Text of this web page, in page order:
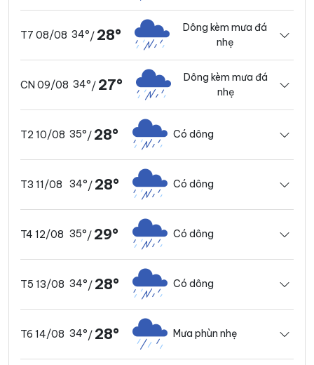
T7 08/08 34°/ 28°
Dông kèm mưa đá
nhẹ
CN 09/08 34°/ 27°
Dông kèm mưa đá
nhẹ
T2 10/08 35°/ 28° Có dông
T3 11/08 34°/ 28° Có dông
T4 12/08 35°/ 29° Có dông
T5 13/08 34°/ 28° Có dông
T6 14/08 34°/ 28° Mưa phùn nhẹ